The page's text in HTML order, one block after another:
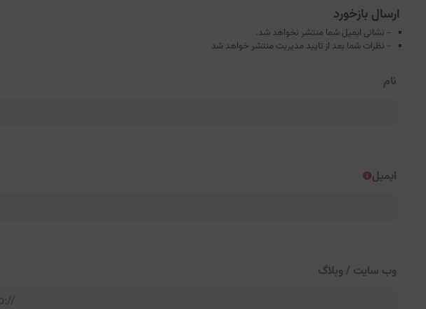
ارسال بازخورد
- نشانی ایمیل شما منتشر نخواهد شد.
- نظرات شما بعد از تایید مدیریت منتشر خواهد شد
نام
ایمیل
وب سایت / وبلاگ